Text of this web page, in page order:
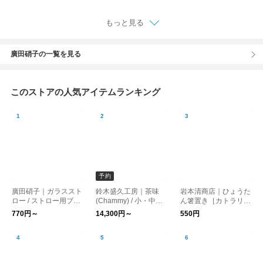
もっと見る
廣田硝子の一覧を見る
このストアの人気アイテムランキング
廣田硝子｜ガラススト
ロー / ストロー用ブラ
シ［エコ・洗える・マ
イストロー］
770円～
予約
鈴木盛久工房｜茶味
(Chammy) / 小・中
［動物・インテリア・
南部鉄器］
14,300円～
岩本清商店｜ひょうた
ん箸置き［カトラリ
ー・テーブルウェア・
金沢桐工芸］
550円